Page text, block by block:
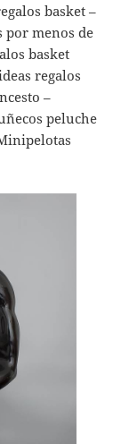
basket –
por menos de
basket
regalos
–
peluche